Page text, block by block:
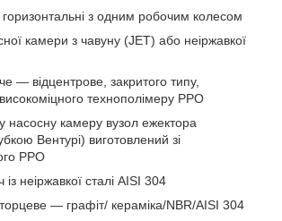
горизонтальні з одним робочим колесом
камери з чавуну (JET) або неіржавкої
— відцентрове, закритого типу,
технополімеру РРО
насосну камеру вузол ежектора
Вентурі) виготовлений зі
PPO
із неіржавкої сталі AISI 304
— графіт/ кераміка/NBR/AISI 304